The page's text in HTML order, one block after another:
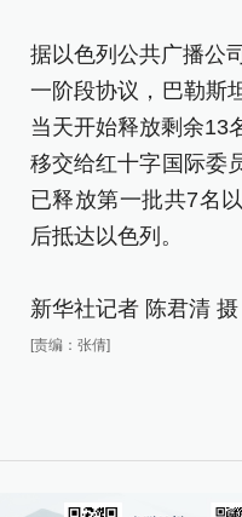
据以色列公共广播公
一阶段协议，巴勒斯
当天开始释放剩余13
移交给红十字国际委
已释放第一批共7名
后抵达以色列。
新华社记者 陈君清 摄
[责编：张倩]